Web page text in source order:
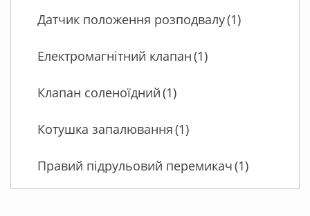
Датчик положення розподвалу(1)
Електромагнітний клапан(1)
Клапан соленоїдний(1)
Котушка запалювання(1)
Правий підрульовий перемикач(1)